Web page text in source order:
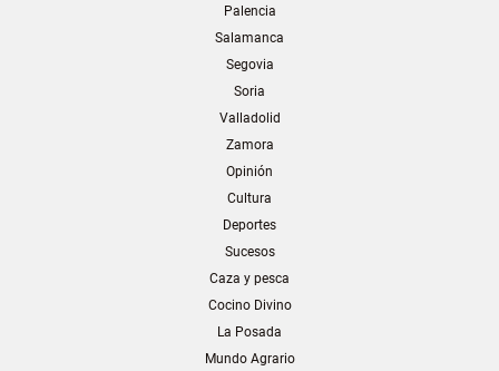
Palencia
Salamanca
Segovia
Soria
Valladolid
Zamora
Opinión
Cultura
Deportes
Sucesos
Caza y pesca
Cocino Divino
La Posada
Mundo Agrario